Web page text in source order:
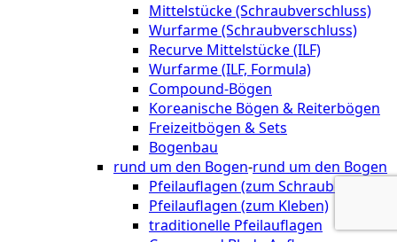
Mittelstücke (Schraubverschluss)
Wurfarme (Schraubverschluss)
Recurve Mittelstücke (ILF)
Wurfarme (ILF, Formula)
Compound-Bögen
Koreanische Bögen & Reiterbögen
Freizeitbögen & Sets
Bogenbau
rund um den Bogen-rund um den Bogen
Pfeilauflagen (zum Schrauben)
Pfeilauflagen (zum Kleben)
traditionelle Pfeilauflagen